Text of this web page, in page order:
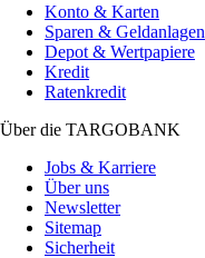
Konto & Karten
Sparen & Geldanlagen
Depot & Wertpapiere
Kredit
Ratenkredit
Über die TARGOBANK
Jobs & Karriere
Über uns
Newsletter
Sitemap
Sicherheit